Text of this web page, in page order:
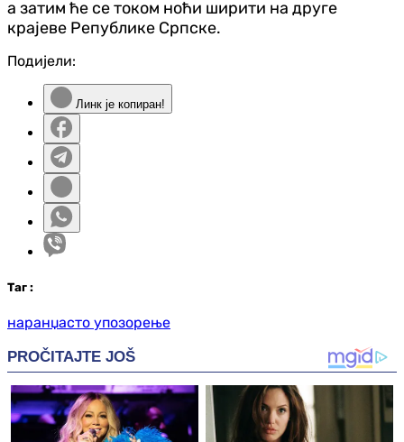
а затим ће се током ноћи ширити на друге
крајеве Републике Српске.
Подијели:
Линк је копиран!
Таг :
наранџасто упозорење